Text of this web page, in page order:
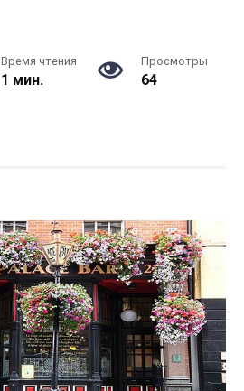
Время чтения
1 мин.
Просмотры
64